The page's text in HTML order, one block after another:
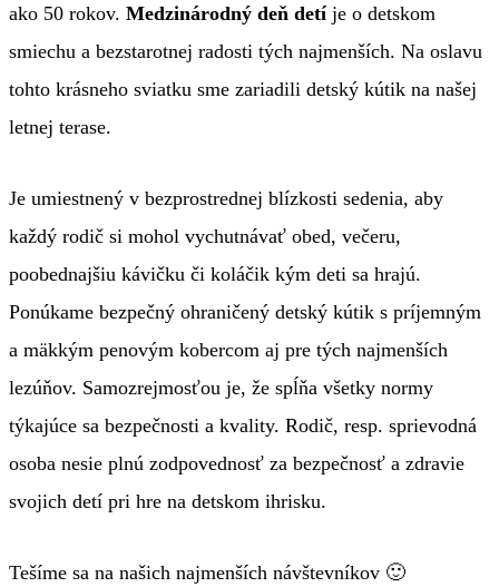
ako 50 rokov. Medzinárodný deň detí je o detskom
smiechu a bezstarotnej radosti tých najmenších. Na oslavu
tohto krásneho sviatku sme zariadili detský kútik na našej
letnej terase.
Je umiestnený v bezprostrednej blízkosti sedenia, aby
každý rodič si mohol vychutnávať obed, večeru,
poobednajšiu kávičku či koláčik kým deti sa hrajú.
Ponúkame bezpečný ohraničený detský kútik s príjemným
a mäkkým penovým kobercom aj pre tých najmenších
lezúňov. Samozrejmosťou je, že spĺňa všetky normy
týkajúce sa bezpečnosti a kvality. Rodič, resp. sprievodná
osoba nesie plnú zodpovednosť za bezpečnosť a zdravie
svojich detí pri hre na detskom ihrisku.
Tešíme sa na našich najmenších návštevníkov 🙂